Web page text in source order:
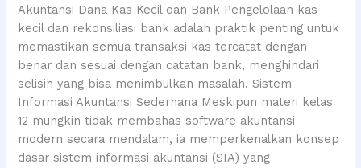
Akuntansi Dana Kas Kecil dan Bank Pengelolaan kas
kecil dan rekonsiliasi bank adalah praktik penting untuk
memastikan semua transaksi kas tercatat dengan
benar dan sesuai dengan catatan bank, menghindari
selisih yang bisa menimbulkan masalah. Sistem
Informasi Akuntansi Sederhana Meskipun materi kelas
12 mungkin tidak membahas software akuntansi
modern secara mendalam, ia memperkenalkan konsep
dasar sistem informasi akuntansi (SIA) yang